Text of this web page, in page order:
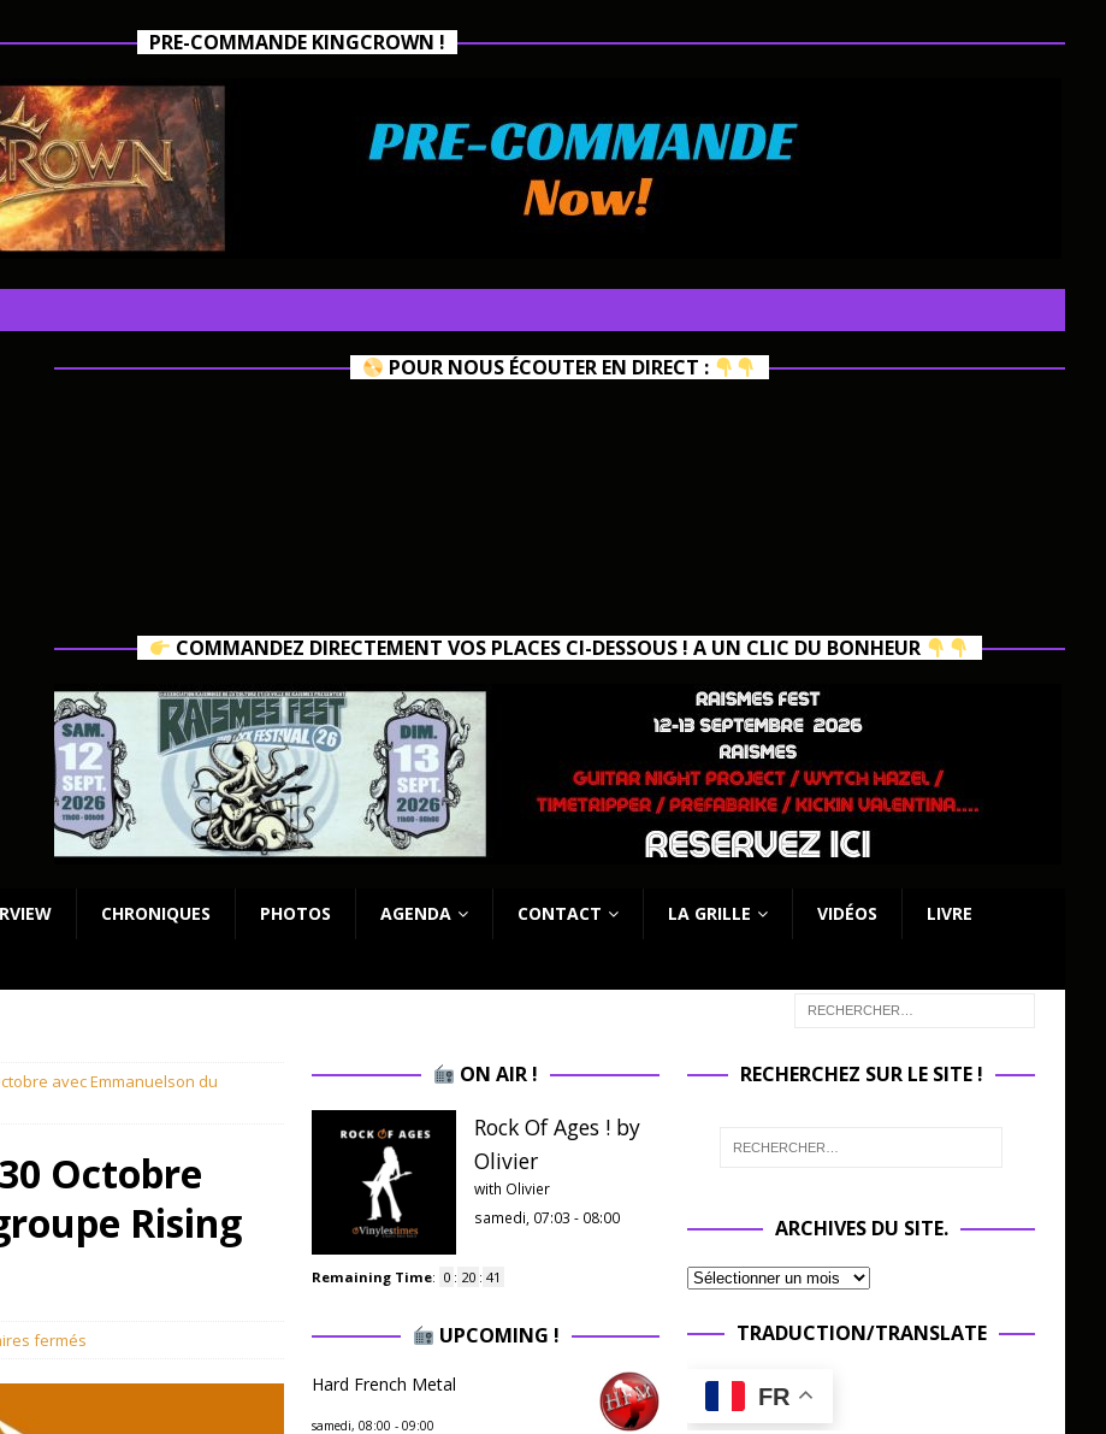
PRE-COMMANDE KINGCROWN !
POUR NOUS ÉCOUTER EN DIRECT :
COMMANDEZ DIRECTEMENT VOS PLACES CI-DESSOUS ! A UN CLIC DU BONHEUR
CHRONIQUES PHOTOS AGENDA CONTACT LA GRILLE VIDÉOS LIVRE
avec Emmanuelson du
Octobre
Rising
fermés
ON AIR !
Rock Of Ages ! by
Olivier
with Olivier
samedi, 07:03 - 08:00
Remaining Time: 0 : 20 : 40
UPCOMING !
Hard French Metal
samedi, 08:00 - 09:00
RECHERCHEZ SUR LE SITE !
ARCHIVES DU SITE.
TRADUCTION/TRANSLATE
FR